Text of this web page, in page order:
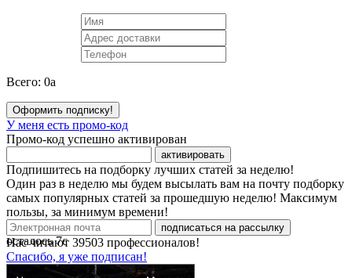
Всего: 0a
Оформить подписку!
У меня есть промо-код
Промо-код успешно активирован
активировать
Подпишитесь на подборку лучших статей за неделю!
Один раз в неделю мы будем высылать вам на почту подборку
самых популярных статей за прошедшую неделю! Максимум
пользы, за минимум времени!
подписаться на рассылку
Нас читают 39503 профессионалов!
Спасибо, я уже подписан!
осталось7с